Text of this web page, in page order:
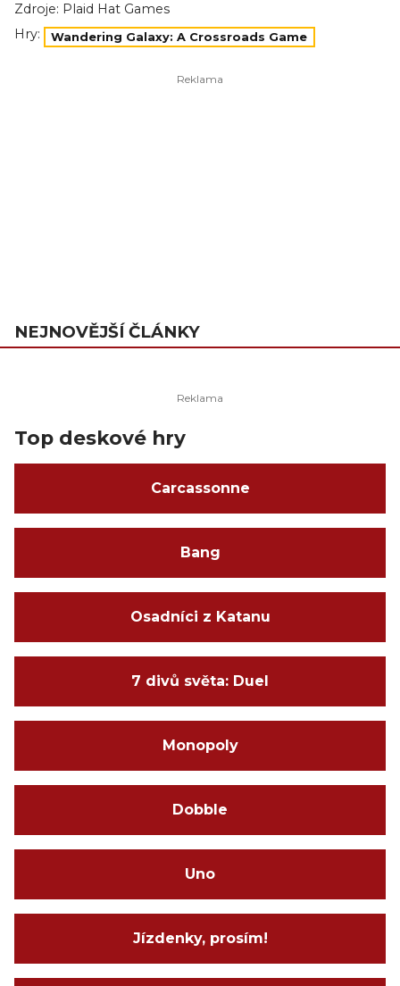
Zdroje: Plaid Hat Games
Hry:
Wandering Galaxy: A Crossroads Game
NEJNOVĚJŠÍ ČLÁNKY
Top deskové hry
Carcassonne
Bang
Osadníci z Katanu
7 divů světa: Duel
Monopoly
Dobble
Uno
Jízdenky, prosím!